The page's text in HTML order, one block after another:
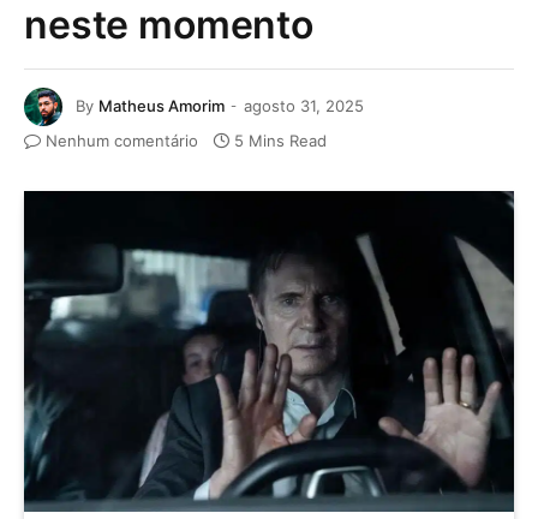
neste momento
By Matheus Amorim
agosto 31, 2025
Nenhum comentário
5 Mins Read